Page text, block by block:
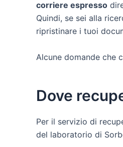
corriere espresso
Quindi, se sei alla
ripristinare i tuoi
Alcune domande che
Dove
Per il servizio di
del laboratorio di